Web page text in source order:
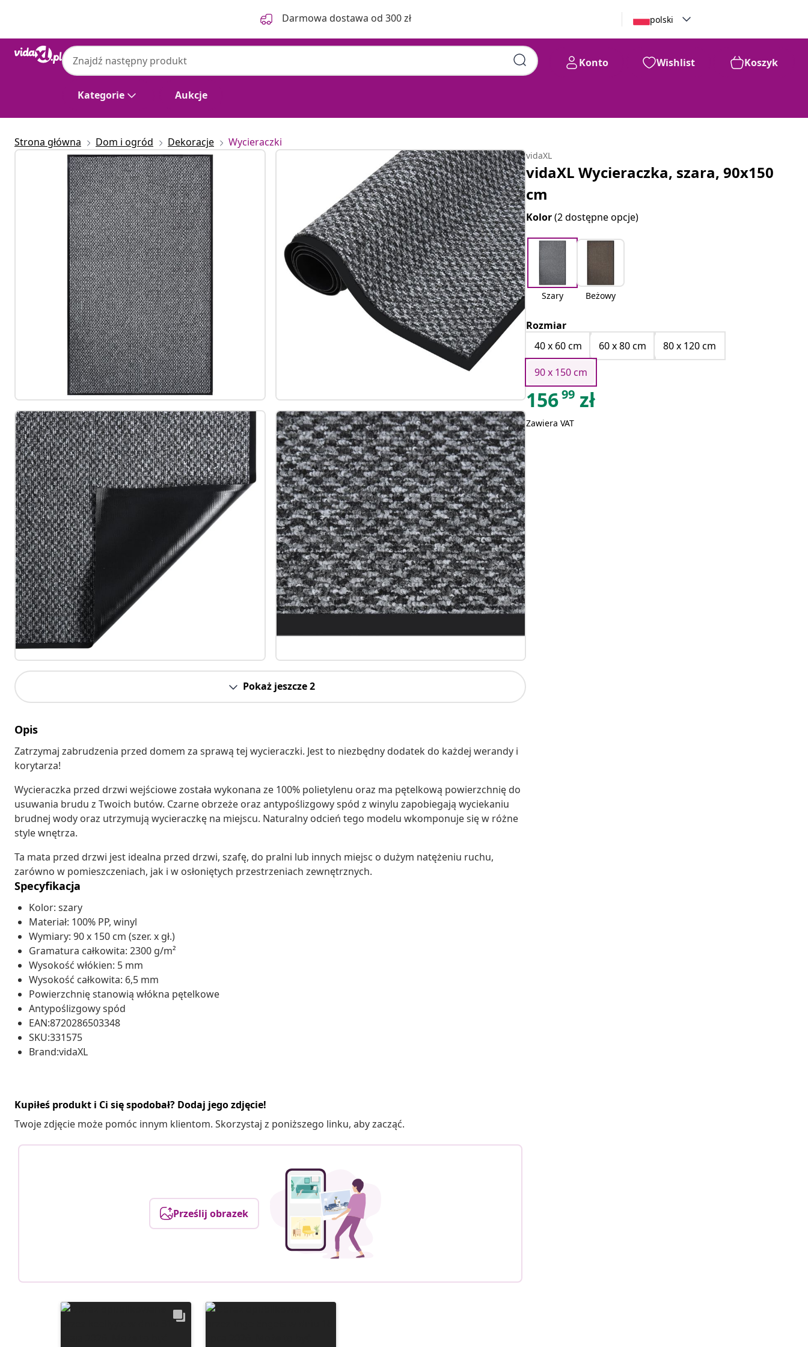
Darmowa dostawa od 300 zł polski
Kategorie Aukcje
Konto Wishlist Koszyk
Strona główna Dom i ogród Dekoracje Wycieraczki
Pokaż jeszcze 2
Opis
Zatrzymaj zabrudzenia przed domem za sprawą tej wycieraczki. Jest to niezbędny dodatek do każdej werandy i
korytarza!
Wycieraczka przed drzwi wejściowe została wykonana ze 100% polietylenu oraz ma pętelkową powierzchnię do
usuwania brudu z Twoich butów. Czarne obrzeże oraz antypoślizgowy spód z winylu zapobiegają wyciekaniu
brudnej wody oraz utrzymują wycieraczkę na miejscu. Naturalny odcień tego modelu wkomponuje się w różne
style wnętrza.
Ta mata przed drzwi jest idealna przed drzwi, szafę, do pralni lub innych miejsc o dużym natężeniu ruchu,
zarówno w pomieszczeniach, jak i w osłoniętych przestrzeniach zewnętrznych.
Specyfikacja
Kolor: szary
Materiał: 100% PP, winyl
Wymiary: 90 x 150 cm (szer. x gł.)
Gramatura całkowita: 2300 g/m²
Wysokość włókien: 5 mm
Wysokość całkowita: 6,5 mm
Powierzchnię stanowią włókna pętelkowe
Antypoślizgowy spód
EAN:8720286503348
SKU:331575
Brand:vidaXL
Kupiłeś produkt i Ci się spodobał? Dodaj jego zdjęcie!
Twoje zdjęcie może pomóc innym klientom. Skorzystaj z poniższego linku, aby zacząć.
Prześlij obrazek
vidaXL
vidaXL Wycieraczka, szara, 90x150
cm
Kolor(2 dostępne opcje)
Szary Beżowy
Rozmiar
40 x 60 cm
60 x 80 cm
80 x 120 cm
90 x 150 cm
15699 zł
Zawiera VAT